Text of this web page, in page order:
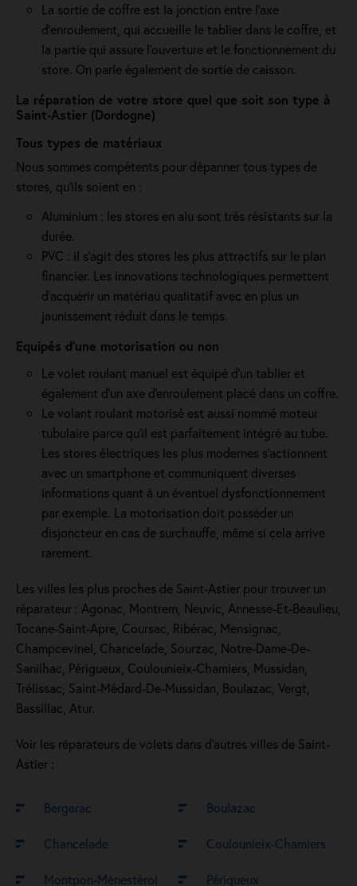
La sortie de coffre est la jonction entre l’axe
d’enroulement, qui accueille le tablier dans le coffre, et
la partie qui assure l’ouverture et le fonctionnement du
store. On parle également de sortie de caisson.
La réparation de votre store quel que soit son type à
Saint-Astier (Dordogne)
Tous types de matériaux
Nous sommes compétents pour dépanner tous types de
stores, qu'ils soient en :
Aluminium : les stores en alu sont très résistants sur la
durée.
PVC : il s'agit des stores les plus attractifs sur le plan
financier. Les innovations technologiques permettent
d'acquérir un matériau qualitatif avec en plus un
jaunissement réduit dans le temps.
Equipés d'une motorisation ou non
Le volet roulant manuel est équipé d'un tablier et
également d'un axe d'enroulement placé dans un coffre.
Le volant roulant motorisé est aussi nommé moteur
tubulaire parce qu'il est parfaitement intégré au tube.
Les stores électriques les plus modernes s'actionnent
avec un smartphone et communiquent diverses
informations quant à un éventuel dysfonctionnement
par exemple. La motorisation doit posséder un
disjoncteur en cas de surchauffe, même si cela arrive
rarement.
Les villes les plus proches de Saint-Astier pour trouver un
réparateur : Agonac, Montrem, Neuvic, Annesse-Et-Beaulieu,
Tocane-Saint-Apre, Coursac, Ribérac, Mensignac,
Champcevinel, Chancelade, Sourzac, Notre-Dame-De-
Sanilhac, Périgueux, Coulounieix-Chamiers, Mussidan,
Trélissac, Saint-Médard-De-Mussidan, Boulazac, Vergt,
Bassillac, Atur.
Voir les réparateurs de volets dans d’autres villes de Saint-
Astier :
Bergerac Boulazac
Chancelade Coulounieix-Chamiers
Montpon-Ménestérol Périgueux